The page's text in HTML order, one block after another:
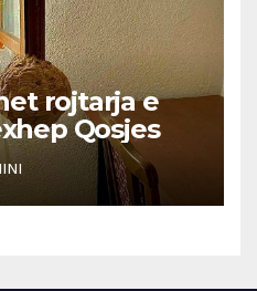
rojtarja e
Qosjes